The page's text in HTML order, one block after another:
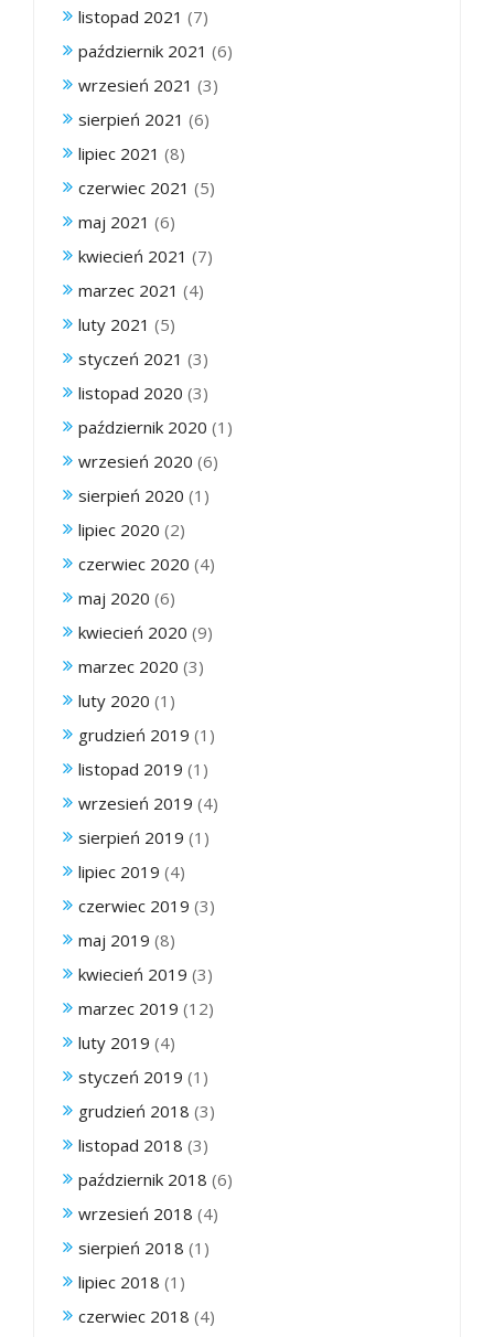
listopad 2021 (7)
październik 2021 (6)
wrzesień 2021 (3)
sierpień 2021 (6)
lipiec 2021 (8)
czerwiec 2021 (5)
maj 2021 (6)
kwiecień 2021 (7)
marzec 2021 (4)
luty 2021 (5)
styczeń 2021 (3)
listopad 2020 (3)
październik 2020 (1)
wrzesień 2020 (6)
sierpień 2020 (1)
lipiec 2020 (2)
czerwiec 2020 (4)
maj 2020 (6)
kwiecień 2020 (9)
marzec 2020 (3)
luty 2020 (1)
grudzień 2019 (1)
listopad 2019 (1)
wrzesień 2019 (4)
sierpień 2019 (1)
lipiec 2019 (4)
czerwiec 2019 (3)
maj 2019 (8)
kwiecień 2019 (3)
marzec 2019 (12)
luty 2019 (4)
styczeń 2019 (1)
grudzień 2018 (3)
listopad 2018 (3)
październik 2018 (6)
wrzesień 2018 (4)
sierpień 2018 (1)
lipiec 2018 (1)
czerwiec 2018 (4)